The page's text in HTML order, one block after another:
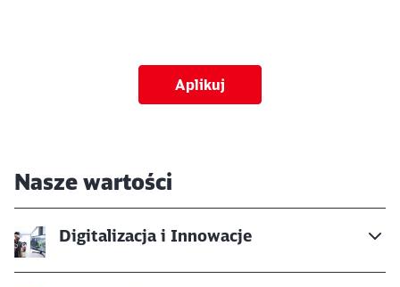
Aplikuj
Nasze wartości
Digitalizacja i Innowacje